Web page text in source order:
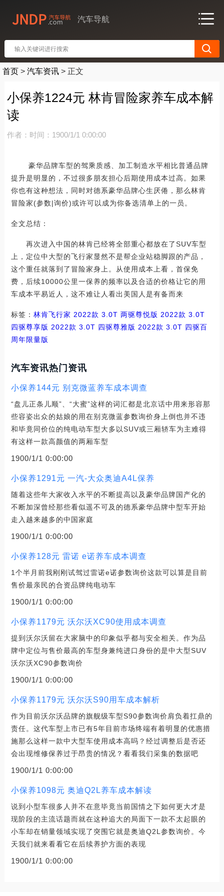
汽车导航
首页 > 汽车资讯 > 正文
小保养1224元 林肯冒险家养车成本解
读
作者： 时间：1900/1/1 0:00:00
豪华品牌车型的驾乘质感、加工制造水平相比普通品牌
提升是明显的，不过很多朋友担心后期使用成本过高。如果
你也有这种想法，同时对德系豪华品牌心生厌倦，那么林肯
冒险家(参数|询价)或许可以成为你备选清单上的一员。
全文总结：
再次进入中国的林肯已经将全部重心都放在了SUV车型
上，定位中大型的飞行家显然不是帮企业站稳脚跟的产品，
这个重任就落到了冒险家身上。从使用成本上看，首保免
费，后续10000公里一保养的频率以及合适的价格让它的用
车成本平易近人，这不难让人看出美国人是有备而来
标签： 林肯飞行家 2022款 3.0T 两驱尊悦版 2022款 3.0T
四驱尊享版 2022款 3.0T 四驱尊雅版 2022款 3.0T 四驱百
周年限量版
汽车资讯热门资讯
小保养144元 别克微蓝养车成本调查
“盘儿正条儿顺”、“大蜜”这样的词汇都是北京话中用来形容那
些容姿出众的姑娘的用在别克微蓝参数询价身上倒也并不违
和毕竟同价位的纯电动车型大多以SUV或三厢轿车为主难得
有这样一款高颜值的两厢车型
1900/1/1 0:00:00
小保养1291元 一汽-大众奥迪A4L保养
随着这些年大家收入水平的不断提高以及豪华品牌国产化的
不断加深曾经那些看似遥不可及的德系豪华品牌中型车开始
走入越来越多的中国家庭
1900/1/1 0:00:00
小保养128元 雷诺 e诺养车成本调查
1个半月前我刚刚试驾过雷诺e诺参数询价这款可以算是目前
售价最亲民的合资品牌纯电动车
1900/1/1 0:00:00
小保养1179元 沃尔沃XC90使用成本调查
提到沃尔沃留在大家脑中的印象似乎都与安全相关。作为品
牌中定位与售价最高的车型身兼纯进口身份的是中大型SUV
沃尔沃XC90参数询价
1900/1/1 0:00:00
小保养1179元 沃尔沃S90用车成本解析
作为目前沃尔沃品牌的旗舰级车型S90参数询价肩负着扛鼎的
责任。这代车型上市已有5年目前市场终端有着明显的优惠措
施那么这样一款中大型车使用成本高吗？经过调整后是否还
会出现维修保养过于昂贵的情况？看看我们采集的数据吧
1900/1/1 0:00:00
小保养1098元 奥迪Q2L养车成本解读
说到小型车很多人并不在意毕竟当前国情之下如何更大才是
现阶段的主流话题而就在这种追大的局面下一款不太起眼的
小车却在销量领域实现了突围它就是奥迪Q2L参数询价。今
天我们就来看看它在后续养护方面的表现
1900/1/1 0:00:00